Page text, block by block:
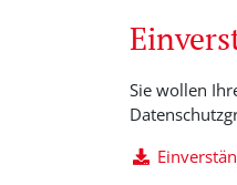
Sie wollen